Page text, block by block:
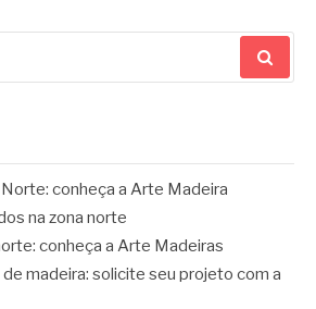
Norte: conheça a Arte Madeira
na zona norte
conheça a Arte Madeiras
madeira: solicite seu projeto com a